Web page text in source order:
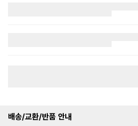
배송/교환/반품 안내